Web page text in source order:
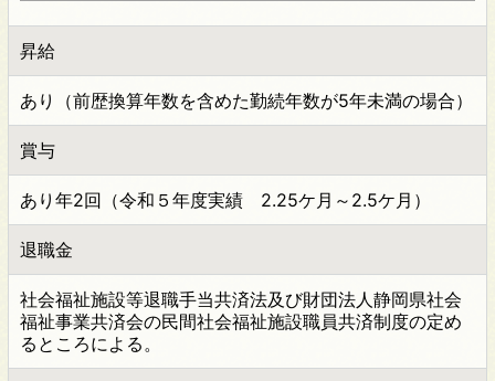
昇給
あり（前歴換算年数を含めた勤続年数が5年未満の場合）
賞与
あり年2回（令和５年度実績 2.25ケ月～2.5ケ月）
退職金
社会福祉施設等退職手当共済法及び財団法人静岡県社会
福祉事業共済会の民間社会福祉施設職員共済制度の定め
るところによる。